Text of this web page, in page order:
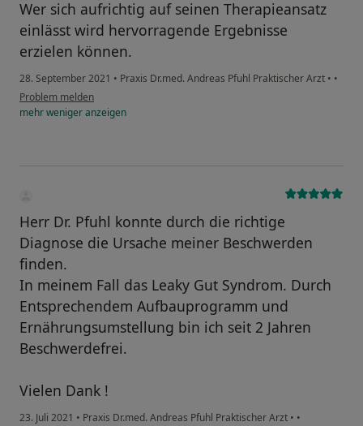
Wer sich aufrichtig auf seinen Therapieansatz
einlässt wird hervorragende Ergebnisse
erzielen können.
28. September 2021 • Praxis Dr.med. Andreas Pfuhl Praktischer Arzt • •
Problem melden
mehrwenigeranzeigen
Herr Dr. Pfuhl konnte durch die richtige
Diagnose die Ursache meiner Beschwerden
finden.
In meinem Fall das Leaky Gut Syndrom. Durch
Entsprechendem Aufbauprogramm und
Ernährungsumstellung bin ich seit 2 Jahren
Beschwerdefrei.
Vielen Dank !
23. Juli 2021 • Praxis Dr.med. Andreas Pfuhl Praktischer Arzt • •